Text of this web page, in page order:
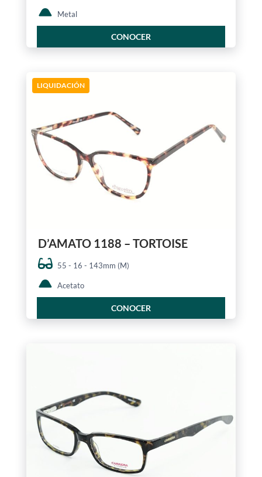
Metal
CONOCER
LIQUIDACIÓN
D’AMATO 1188 – TORTOISE
55 - 16 - 143mm (M)
Acetato
CONOCER